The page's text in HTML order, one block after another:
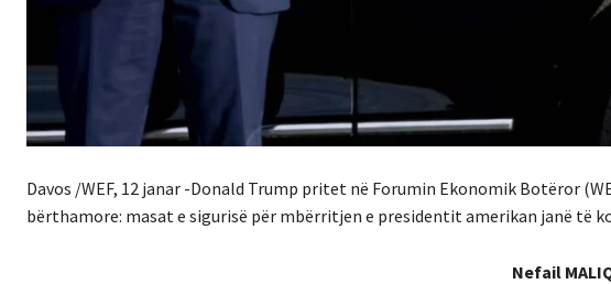
Davos /WEF, 12 janar -Donald Trump pritet në Forumin Ekonomik Botëror
bërthamore: masat e sigurisë për mbërritjen e presidentit amerikan janë të
Nefail